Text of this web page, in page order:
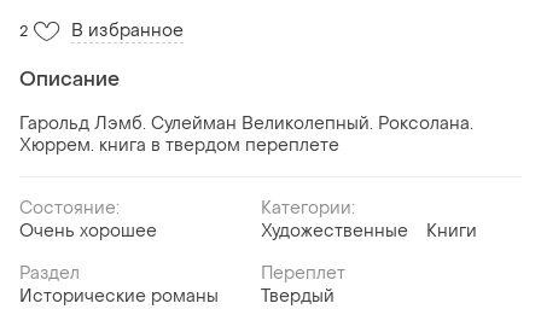
2 В избранное
Описание
Гарольд Лэмб. Сулейман Великолепный. Роксолана.
Хюррем. книга в твердом переплете
Состояние:
Очень хорошее
Категории:
Художественные
Книги
Раздел
Исторические романы
Переплет
Твердый